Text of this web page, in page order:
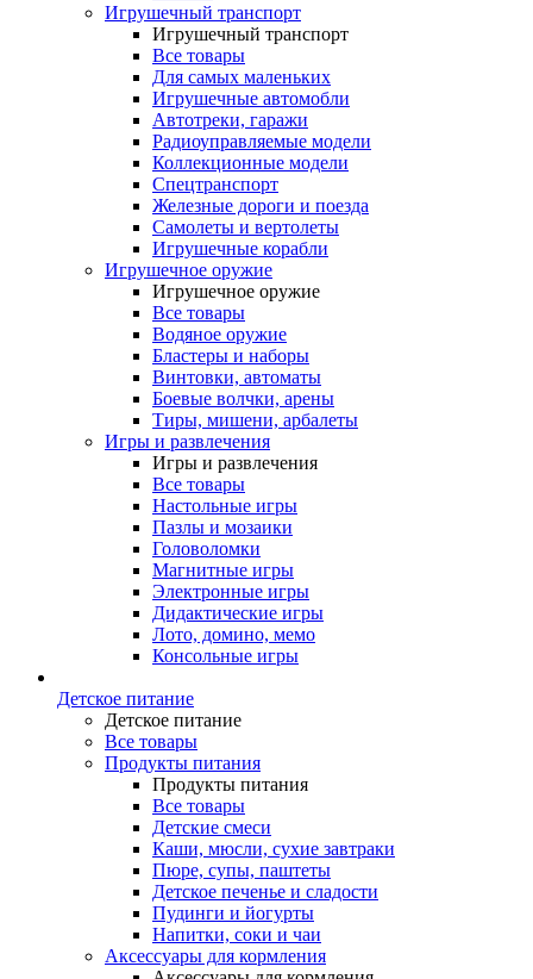
Игрушечный транспорт
Игрушечный транспорт
Все товары
Для самых маленьких
Игрушечные автомобли
Автотреки, гаражи
Радиоуправляемые модели
Коллекционные модели
Спецтранспорт
Железные дороги и поезда
Самолеты и вертолеты
Игрушечные корабли
Игрушечное оружие
Игрушечное оружие
Все товары
Водяное оружие
Бластеры и наборы
Винтовки, автоматы
Боевые волчки, арены
Тиры, мишени, арбалеты
Игры и развлечения
Игры и развлечения
Все товары
Настольные игры
Пазлы и мозаики
Головоломки
Магнитные игры
Электронные игры
Дидактические игры
Лото, домино, мемо
Консольные игры
Детское питание
Детское питание
Все товары
Продукты питания
Продукты питания
Все товары
Детские смеси
Каши, мюсли, сухие завтраки
Пюре, супы, паштеты
Детское печенье и сладости
Пудинги и йогурты
Напитки, соки и чаи
Аксессуары для кормления